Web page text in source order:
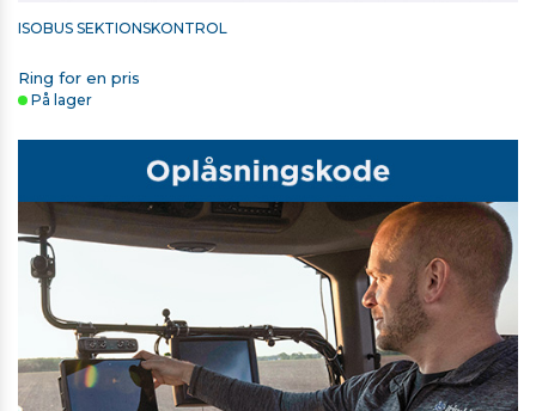
ISOBUS SEKTIONSKONTROL
Ring for en pris
På lager